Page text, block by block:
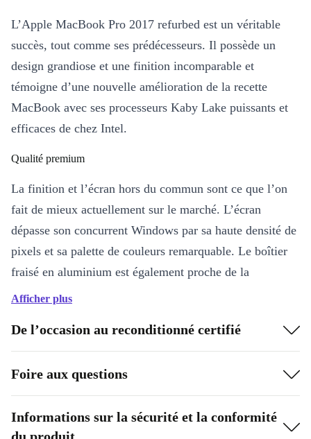
L’Apple MacBook Pro 2017 refurbed est un véritable
succès, tout comme ses prédécesseurs. Il possède un
design grandiose et une finition incomparable et
témoigne d’une nouvelle amélioration de la recette
MacBook avec ses processeurs Kaby Lake puissants et
efficaces de chez Intel.
Qualité premium
La finition et l’écran hors du commun sont ce que l’on
fait de mieux actuellement sur le marché. L’écran
dépasse son concurrent Windows par sa haute densité de
pixels et sa palette de couleurs remarquable. Le boîtier
fraisé en aluminium est également proche de la
perfection et, combiné au clavier plat mais très précis,
Chez refurbed, nous vous proposons un service client
incomparable à tout moment et pour toutes vos questions
– les clients refurbed sont traités aux petits oignons.
Afficher plus
De l’occasion au reconditionné certifié
Foire aux questions
Informations sur la sécurité et la conformité